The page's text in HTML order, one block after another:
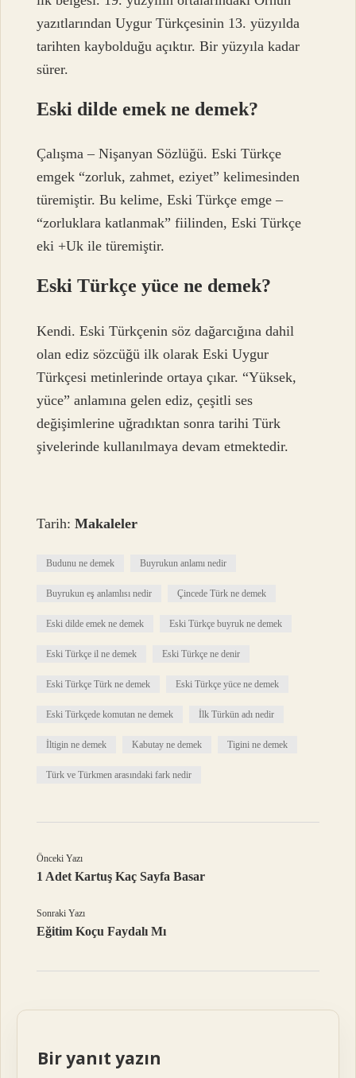
yazıtlarından Uygur Türkçesinin 13. yüzyılda
tarihten kaybolduğu açıktır. Bir yüzyıla kadar
sürer.
Eski dilde emek ne demek?
Çalışma – Nişanyan Sözlüğü. Eski Türkçe
emgek “zorluk, zahmet, eziyet” kelimesinden
türemiştir. Bu kelime, Eski Türkçe emge –
“zorluklara katlanmak” fiilinden, Eski Türkçe
eki +Uk ile türemiştir.
Eski Türkçe yüce ne demek?
Kendi. Eski Türkçenin söz dağarcığına dahil
olan ediz sözcüğü ilk olarak Eski Uygur
Türkçesi metinlerinde ortaya çıkar. “Yüksek,
yüce” anlamına gelen ediz, çeşitli ses
değişimlerine uğradıktan sonra tarihi Türk
şivelerinde kullanılmaya devam etmektedir.
Tarih:Makaleler
Budunu ne demek Buyrukun anlamı nedir
Buyrukun eş anlamlısı nedir Çincede Türk ne demek
Eski dilde emek ne demek Eski Türkçe buyruk ne demek
Eski Türkçe il ne demek Eski Türkçe ne denir
Eski Türkçe Türk ne demek Eski Türkçe yüce ne demek
Eski Türkçede komutan ne demek İlk Türkün adı nedir
İltigin ne demek Kabutay ne demek Tigini ne demek
Türk ve Türkmen arasındaki fark nedir
Önceki Yazı
1 Adet Kartuş Kaç Sayfa Basar
Sonraki Yazı
Eğitim Koçu Faydalı Mı
Bir yanıt yazın